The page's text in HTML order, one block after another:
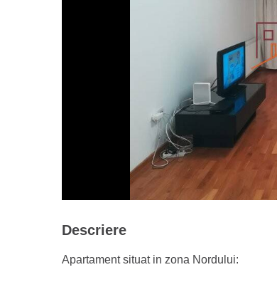
Descriere
Apartament situat in zona Nordului: